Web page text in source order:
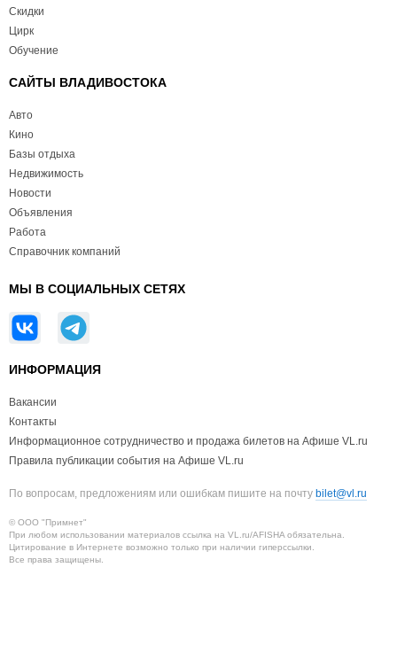
Скидки
Цирк
Обучение
САЙТЫ ВЛАДИВОСТОКА
Авто
Кино
Базы отдыха
Недвижимость
Новости
Объявления
Работа
Справочник компаний
МЫ В СОЦИАЛЬНЫХ СЕТЯХ
ИНФОРМАЦИЯ
Вакансии
Контакты
Информационное сотрудничество и продажа билетов на Афише VL.ru
Правила публикации события на Афише VL.ru
По вопросам, предложениям или ошибкам пишите на почту bilet@vl.ru
© ООО "Примнет"
При любом использовании материалов ссылка на VL.ru/AFISHA обязательна.
Цитирование в Интернете возможно только при наличии гиперссылки.
Все права защищены.